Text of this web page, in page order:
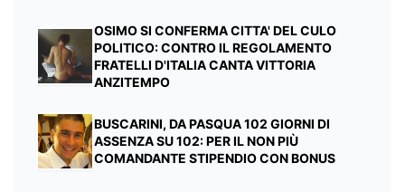
OSIMO SI CONFERMA CITTA' DEL CULO
POLITICO: CONTRO IL REGOLAMENTO
FRATELLI D'ITALIA CANTA VITTORIA
ANZITEMPO
BUSCARINI, DA PASQUA 102 GIORNI DI
ASSENZA SU 102: PER IL NON PIÙ
COMANDANTE STIPENDIO CON BONUS